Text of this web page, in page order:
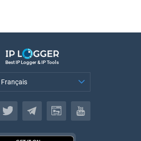
Best IP Logger & IP Tools
Français
Français